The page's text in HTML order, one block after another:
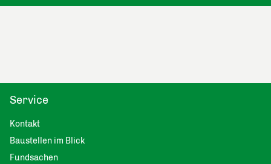
Service
Kontakt
Baustellen im Blick
Fundsachen